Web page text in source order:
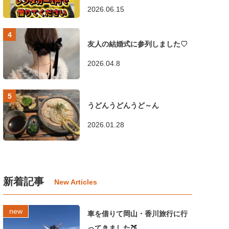
2026.06.15
友人の結婚式に参列しました♡
2026.04.8
うどんうどんうど～ん
2026.01.28
新着記事
車を借りて岡山・香川旅行に行